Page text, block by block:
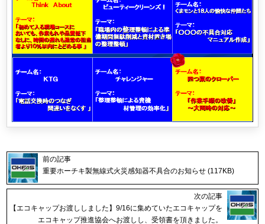
前の記事
重要ホーチキ製無線式火災感知器不具合のお知らせ (117KB)
次の記事
【エコキャップお渡ししました】9/16に集めていたエコキャップを
エコキャップ推進協会へお渡しし、受領書を頂きました。